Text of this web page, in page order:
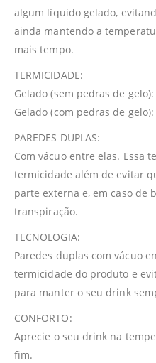
algum líquido gelado,
ainda mantendo a
mais tempo.
TERMICIDADE:
Gelado (sem pedras de
Gelado (com pedras de
PAREDES DUPLAS:
Com vácuo entre elas. Essa
termicidade além de evitar
parte externa e, em caso de
transpiração.
TECNOLOGIA:
Paredes duplas com vácuo
termicidade do produto e
para manter o seu drink
CONFORTO:
Aprecie o seu drink na
fim.